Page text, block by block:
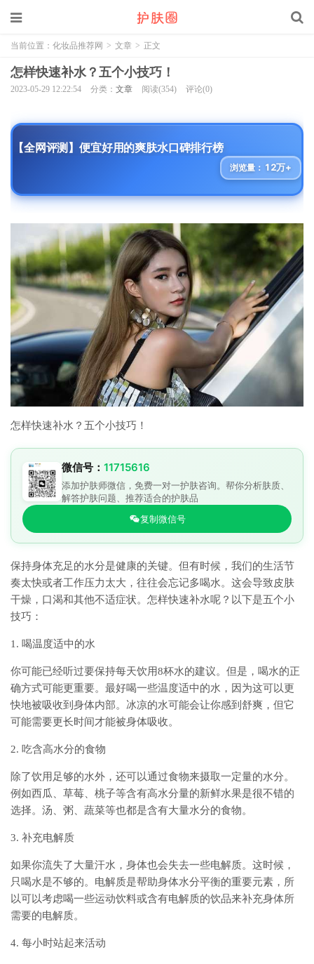
当前位置： 化妆品推荐网 > 文章 > 正文
怎样快速补水？五个小技巧！
2023-05-29 12:22:54 分类： 文章 阅读(354) 评论(0)
【全网评测】便宜好用的爽肤水口碑排行榜
浏览量： 12万+
怎样快速补水？五个小技巧！
微信号： 11715616
添加护肤师微信，免费一对一护肤咨询。帮你分析肤质、
解答护肤问题、推荐适合的护肤品
复制微信号
保持身体充足的水分是健康的关键。但有时候，我们的生活节
奏太快或者工作压力太大，往往会忘记多喝水。这会导致皮肤
干燥，口渴和其他不适症状。怎样快速补水呢？以下是五个小
技巧：
1. 喝温度适中的水
你可能已经听过要保持每天饮用8杯水的建议。但是，喝水的正
确方式可能更重要。最好喝一些温度适中的水，因为这可以更
快地被吸收到身体内部。冰凉的水可能会让你感到舒爽，但它
可能需要更长时间才能被身体吸收。
2. 吃含高水分的食物
除了饮用足够的水外，还可以通过食物来摄取一定量的水分。
例如西瓜、草莓、桃子等含有高水分量的新鲜水果是很不错的
选择。汤、粥、蔬菜等也都是含有大量水分的食物。
3. 补充电解质
如果你流失了大量汗水，身体也会失去一些电解质。这时候，
只喝水是不够的。电解质是帮助身体水分平衡的重要元素，所
以可以考虑喝一些运动饮料或含有电解质的饮品来补充身体所
需要的电解质。
4. 每小时站起来活动